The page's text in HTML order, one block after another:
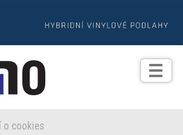
o cookies